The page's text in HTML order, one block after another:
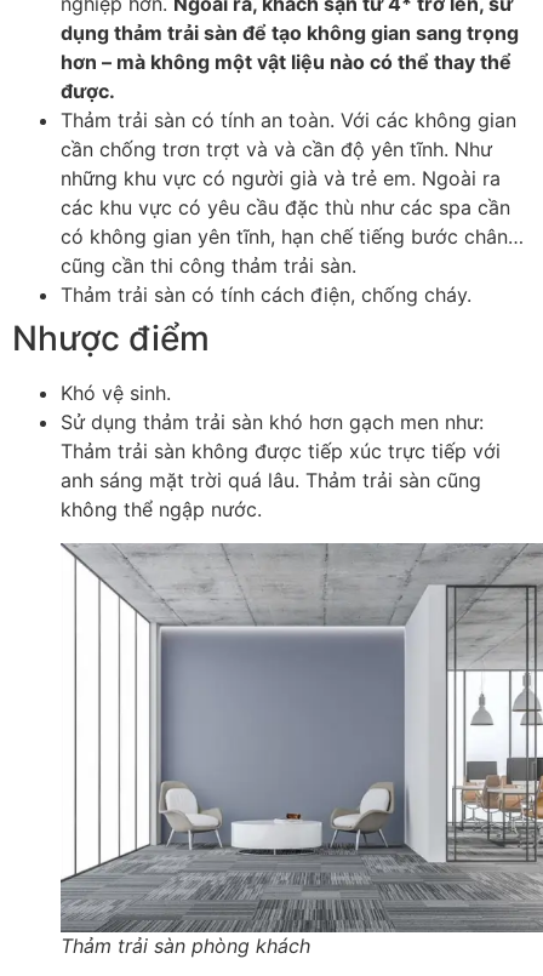
dụng thảm trải sàn để tạo không gian sang trọng
hơn – mà không một vật liệu nào có thể thay thể
được.
Thảm trải sàn có tính an toàn. Với các không gian
cần chống trơn trợt và và cần độ yên tĩnh. Như
những khu vực có người già và trẻ em. Ngoài ra
các khu vực có yêu cầu đặc thù như các spa cần
có không gian yên tĩnh, hạn chế tiếng bước chân…
cũng cần thi công thảm trải sàn.
Thảm trải sàn có tính cách điện, chống cháy.
Nhược điểm
Khó vệ sinh.
Sử dụng thảm trải sàn khó hơn gạch men như:
Thảm trải sàn không được tiếp xúc trực tiếp với
anh sáng mặt trời quá lâu. Thảm trải sàn cũng
không thể ngập nước.
Thảm trải sàn phòng khách